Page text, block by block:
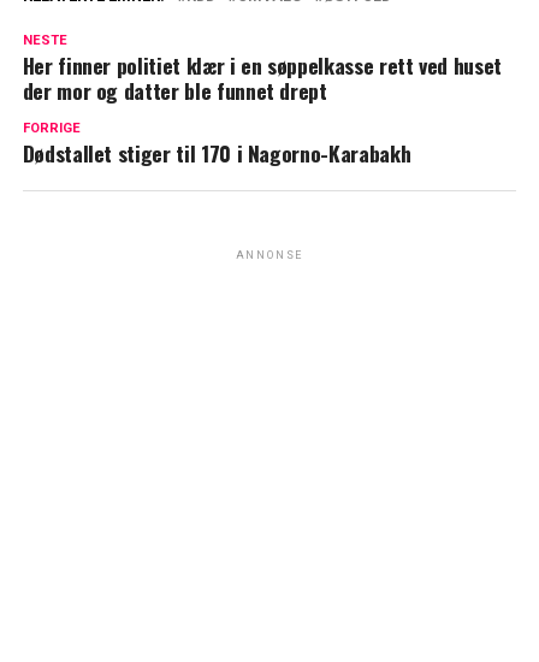
NESTE
Her finner politiet klær i en søppelkasse rett ved huset
der mor og datter ble funnet drept
FORRIGE
Dødstallet stiger til 170 i Nagorno-Karabakh
ANNONSE